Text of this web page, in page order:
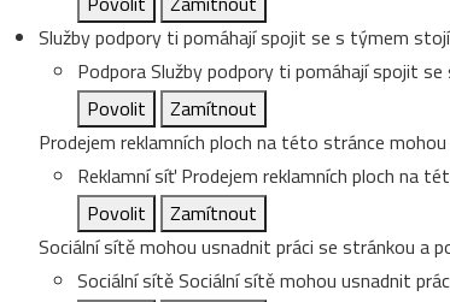
Služby podpory ti pomáhají spojit se s týmem
PodporaSlužby podpory ti pomáhají spojit
Povolit
Zamítnout
Prodejem reklamních ploch na této stránce
Reklamní síť Prodejem reklamních ploch na
Povolit
Zamítnout
Sociální sítě mohou usnadnit práci se stránkou a
Sociální sítěSociální sítě mohou usnadnit